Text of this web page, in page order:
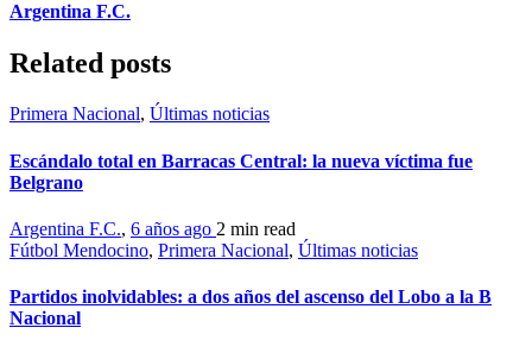
Argentina F.C.
Related posts
Primera Nacional, Últimas noticias
Escándalo total en Barracas Central: la nueva víctima fue
Belgrano
Argentina F.C., 6 años ago 2 min read
Fútbol Mendocino, Primera Nacional, Últimas noticias
Partidos inolvidables: a dos años del ascenso del Lobo a la B
Nacional